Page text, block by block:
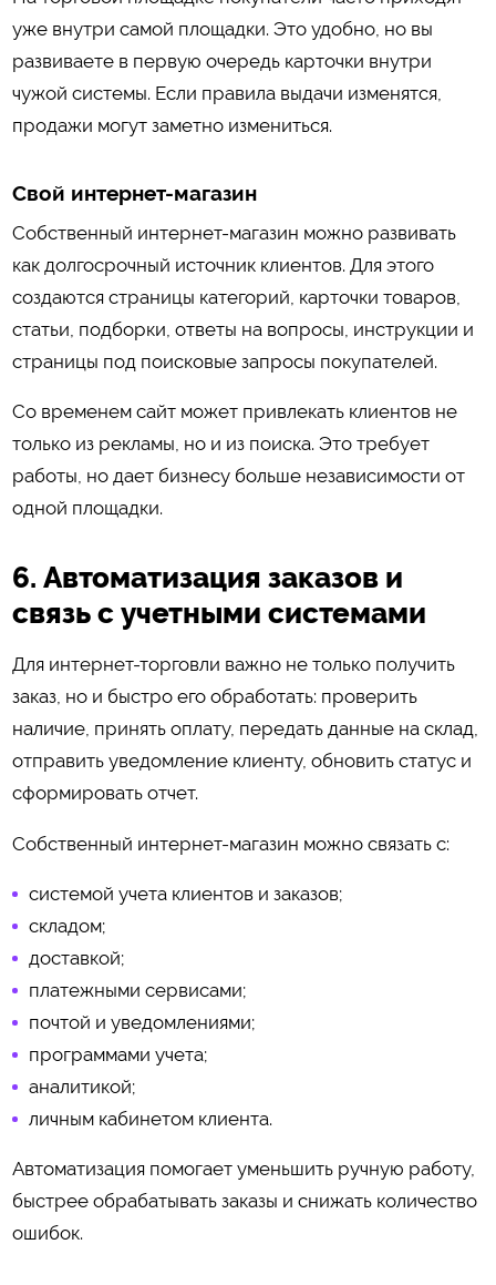
уже внутри самой площадки. Это удобно, но вы
развиваете в первую очередь карточки внутри
чужой системы. Если правила выдачи изменятся,
продажи могут заметно измениться.
Свой интернет-магазин
Собственный интернет-магазин можно развивать
как долгосрочный источник клиентов. Для этого
создаются страницы категорий, карточки товаров,
статьи, подборки, ответы на вопросы, инструкции и
страницы под поисковые запросы покупателей.
Со временем сайт может привлекать клиентов не
только из рекламы, но и из поиска. Это требует
работы, но дает бизнесу больше независимости от
одной площадки.
6. Автоматизация заказов и
связь с учетными системами
Для интернет-торговли важно не только получить
заказ, но и быстро его обработать: проверить
наличие, принять оплату, передать данные на склад,
отправить уведомление клиенту, обновить статус и
сформировать отчет.
Собственный интернет-магазин можно связать с:
системой учета клиентов и заказов;
складом;
доставкой;
платежными сервисами;
почтой и уведомлениями;
программами учета;
аналитикой;
личным кабинетом клиента.
Автоматизация помогает уменьшить ручную работу,
быстрее обрабатывать заказы и снижать количество
ошибок.